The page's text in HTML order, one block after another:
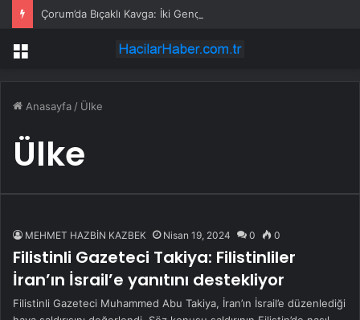
Çorum’da Bıçaklı Kavga: İki Genç Yaralı
Menü
Anasayfa / Ülke
Ülke
MEHMET HAZBİN KAZBEK Nisan 19, 2024 0 0
Filistinli Gazeteci Takiya: Filistinliler
İran’ın İsrail’e yanıtını destekliyor
Filistinli Gazeteci Muhammed Abu Takiya, İran’ın İsrail’e düzenlediği